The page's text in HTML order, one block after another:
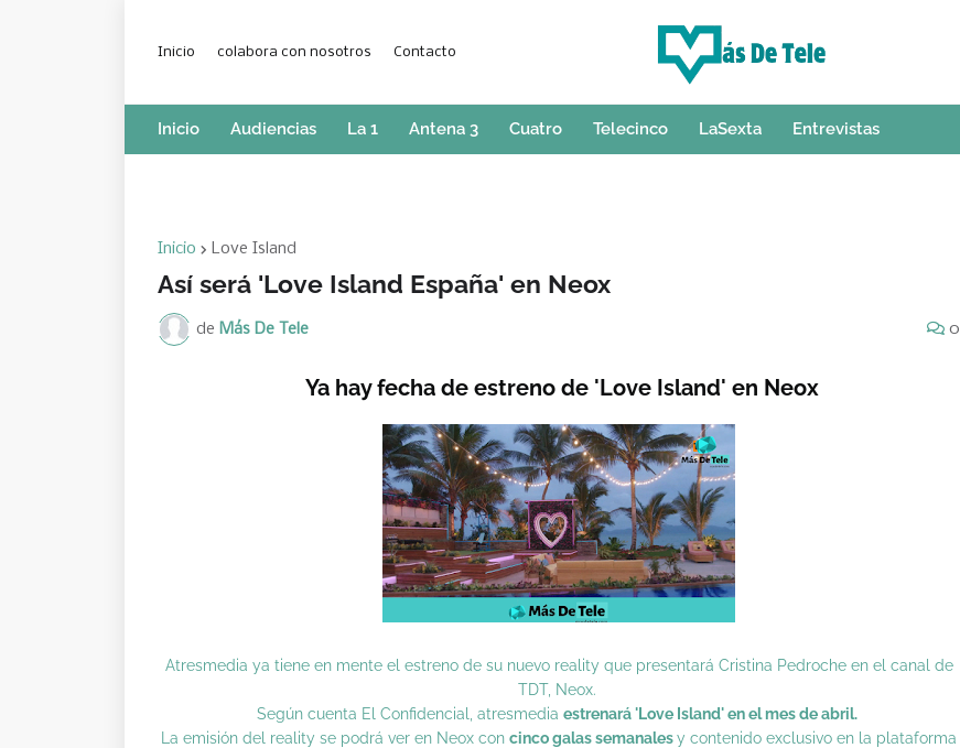
Inicio colabora con nosotros Contacto
Inicio Audiencias La 1 Antena 3 Cuatro Telecinco LaSexta Entrevistas
Inicio Love Island
Así será 'Love Island España' en Neox
de Más De Tele 0
Ya hay fecha de estreno de 'Love Island' en Neox
Atresmedia ya tiene en mente el estreno de su nuevo reality que presentará Cristina Pedrocheen el canal de
TDT, Neox.
Según cuenta El Confidencial , atresmedia estrenará 'Love Island' en el mes de abril.
La emisión del reality se podrá ver en Neox con cinco galas semanalesy contenido exclusivo en la plataforma